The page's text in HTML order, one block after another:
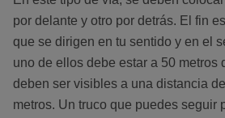
por delante y otro por detrás. El fin
que se dirigen en tu sentido y en el
uno de ellos debe estar a 50 metros
deben ser visibles a una distancia
metros. Un truco que puedes seguir